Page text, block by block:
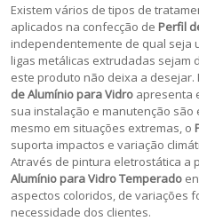
Existem vários de tipos de
aplicados na confecção de Perfil
independentemente de qual seja
ligas metálicas extrudadas sejam
este produto não deixa a desejar.
de Alumínio para Vidro apresenta
sua instalação e manutenção
mesmo em situações extremas, o
suporta impactos e variação
Através de pintura eletrostática a
Alumínio para Vidro Temperado
aspectos coloridos, de variações
necessidade dos clientes.